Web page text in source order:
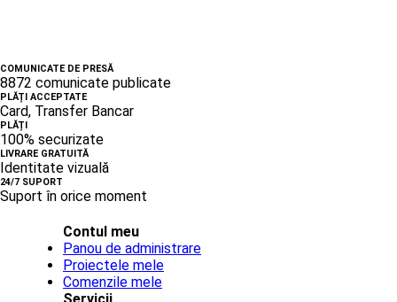
COMUNICATE DE PRESĂ
8872 comunicate publicate
PLĂȚI ACCEPTATE
Card, Transfer Bancar
PLĂȚI
100% securizate
LIVRARE GRATUITĂ
Identitate vizuală
24/7 SUPORT
Suport în orice moment
Contul meu
Panou de administrare
Proiectele mele
Comenzile mele
Servicii